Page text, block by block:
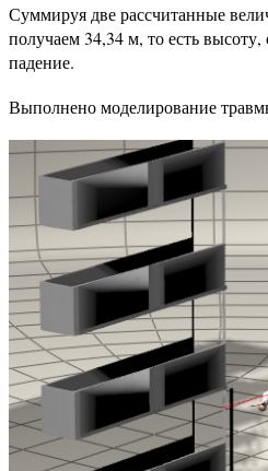
Суммируя две рассчитанные
получаем 34,34 м, то есть
падение.
Выполнено моделирование